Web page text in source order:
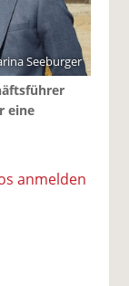
Seeburger
eine
anmelden